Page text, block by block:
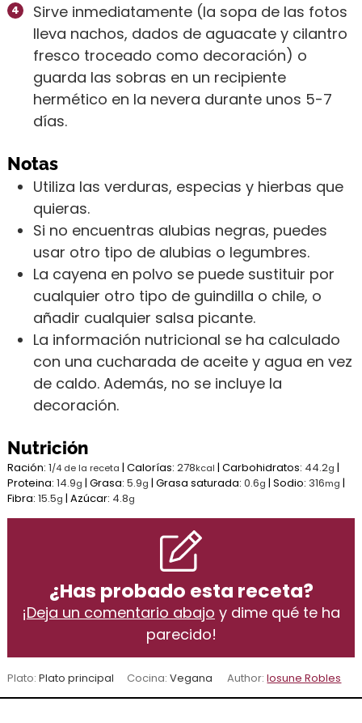
Sirve inmediatamente (la sopa de las fotos
lleva nachos, dados de aguacate y cilantro
fresco troceado como decoración) o
guarda las sobras en un recipiente
hermético en la nevera durante unos 5-7
días.
Notas
Utiliza las verduras, especias y hierbas que
quieras.
Si no encuentras alubias negras, puedes
usar otro tipo de alubias o legumbres.
La cayena en polvo se puede sustituir por
cualquier otro tipo de guindilla o chile, o
añadir cualquier salsa picante.
La información nutricional se ha calculado
con una cucharada de aceite y agua en vez
de caldo. Además, no se incluye la
decoración.
Nutrición
Ración:1/4 de la receta |Calorías:278kcal |Carbohidratos: 44.2g |
Proteina:14.9g |Grasa:5.9g |Grasa saturada:0.6g |Sodio: 316mg |
Fibra:15.5g |Azúcar: 4.8g
¿Has probado esta receta?
¡Deja un comentario abajo y dime qué te ha
parecido!
Plato:Plato principal Cocina: Vegana Author:Iosune Robles